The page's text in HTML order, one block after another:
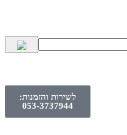
לשירות והזמנות:
053-3737944